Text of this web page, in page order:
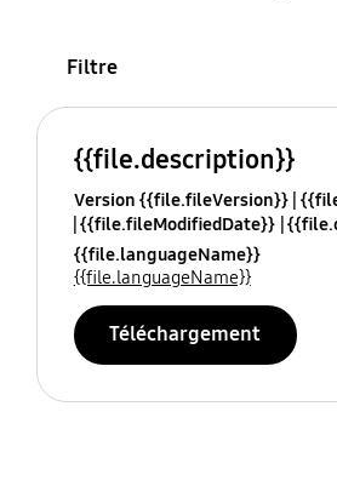
Filtre
{{file.description}}
Version {{file.fileVersion}}
{{file.fileModifiedDate}}
{{file.languageName}}
{{file.languageName}}
Téléchargement